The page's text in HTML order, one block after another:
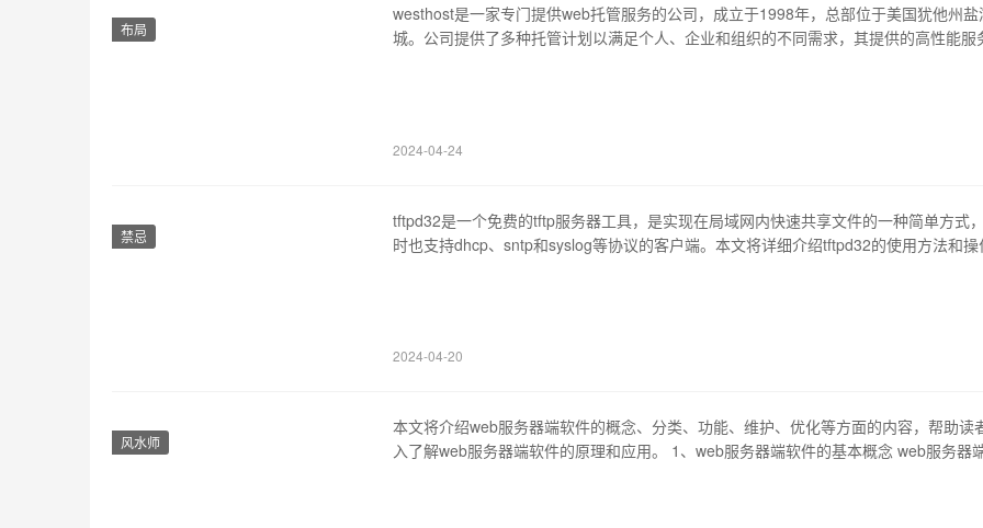
布局
westhost是一家专门提供web托管服务的公司，成立于1998年，总部位于美国犹他州盐
城。公司提供了多种托管计划以满足个人、企业和组织的不同需求，其提供的高性能服
2024-04-24
禁忌
tftpd32是一个免费的tftp服务器工具，是实现在局域网内快速共享文件的一种简单方式
时也支持dhcp、sntp和syslog等协议的客户端。本文将详细介绍tftpd32的使用方法和操
2024-04-20
风水师
本文将介绍web服务器端软件的概念、分类、功能、维护、优化等方面的内容，帮助读
入了解web服务器端软件的原理和应用。 1、web服务器端软件的基本概念 web服务器